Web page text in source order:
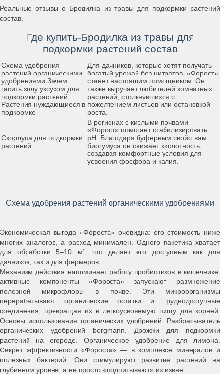
Реальные отзывы о Бродилка из травы для подкормки растений
состав.
Где купить-Бродилка из травы для
подкормки растений состав
Схема удобрения
растений органическими
удобрениями Зачем
гасить золу уксусом для
подкормки растений
Растения нуждающиеся в
подкормке
Для дачников, которые хотят получать
богатый урожай без нитратов, «Форост»
станет настоящим помощником. Он
также выручает любителей комнатных
растений, столкнувшихся с
пожелтением листьев или остановкой
роста.
Скорлупа для подкормки
растений
В регионах с кислыми почвами
«Форост» помогает стабилизировать
pH. Благодаря буферным свойствам
биогумуса он снижает кислотность,
создавая комфортные условия для
усвоения фосфора и калия.
Схема удобрения растений органическими удобрениями
Экономическая выгода «Фороста» очевидна: его стоимость ниже
многих аналогов, а расход минимален. Одного пакетика хватает
для обработки 5–10 м², что делает его доступным как для
дачников, так и для фермеров.
Механизм действия напоминает работу пробиотиков в кишечнике:
активные компоненты «Фороста» запускают размножение
полезной микрофлоры в почве. Эти микроорганизмы
перерабатывают органические остатки и труднодоступные
соединения, превращая их в легкоусвояемую пищу для корней.
Основы использования органических удобрений. Разбрасыватель
органических удобрений bergmann. Дрожжи для подкормки
растений на огороде. Органическое удобрение для лимона.
Секрет эффективности «Фороста» — в комплексе минералов и
полезных бактерий. Они стимулируют развитие растений на
глубинном уровне, а не просто «подпитывают» их извне.